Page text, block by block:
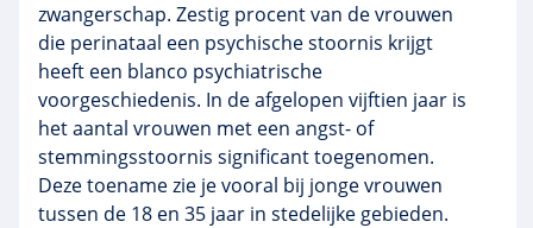
zwangerschap. Zestig procent van de vrouwen
die perinataal een psychische stoornis krijgt
heeft een blanco psychiatrische
voorgeschiedenis. In de afgelopen vijftien jaar is
het aantal vrouwen met een angst- of
stemmingsstoornis significant toegenomen.
Deze toename zie je vooral bij jonge vrouwen
tussen de 18 en 35 jaar in stedelijke gebieden.